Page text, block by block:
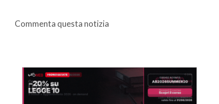
Commenta questa notizia